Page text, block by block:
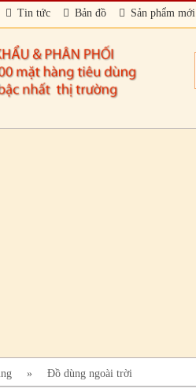
Tin tức Bản đồ Sản phẩm mới
» Đồ dùng ngoài trời